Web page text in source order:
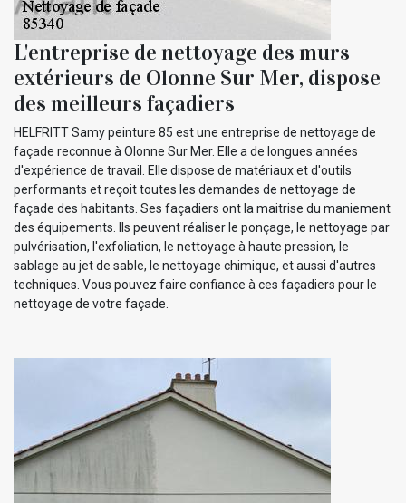
L'entreprise de nettoyage des murs
extérieurs de Olonne Sur Mer, dispose
des meilleurs façadiers
HELFRITT Samy peinture 85 est une entreprise de nettoyage de
façade reconnue à Olonne Sur Mer. Elle a de longues années
d'expérience de travail. Elle dispose de matériaux et d'outils
performants et reçoit toutes les demandes de nettoyage de
façade des habitants. Ses façadiers ont la maitrise du maniement
des équipements. Ils peuvent réaliser le ponçage, le nettoyage par
pulvérisation, l'exfoliation, le nettoyage à haute pression, le
sablage au jet de sable, le nettoyage chimique, et aussi d'autres
techniques. Vous pouvez faire confiance à ces façadiers pour le
nettoyage de votre façade.